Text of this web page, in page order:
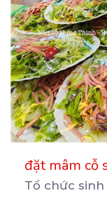
đặt mâm cỗ
Tổ chức